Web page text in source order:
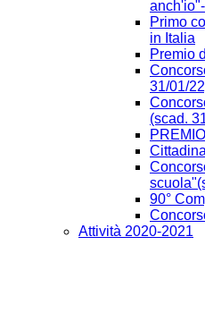
Primo
in Italia
Premio
31/01/
(scad.
90°
Attività 2020-2021